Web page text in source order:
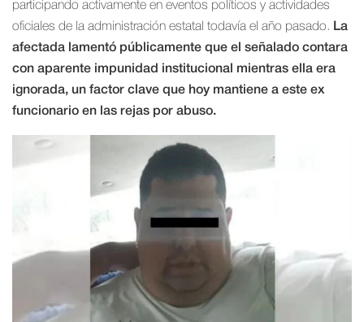
participando activamente en eventos políticos y actividades
oficiales de la administración estatal todavía el año pasado. La
afectada lamentó públicamente que el señalado contara
con aparente impunidad institucional mientras ella era
ignorada, un factor clave que hoy mantiene a este ex
funcionario en las rejas por abuso.